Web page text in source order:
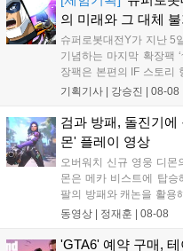
의 미래와 그 대체
슈퍼로봇대전Y가 지난 5
기념하는 마지막 확장팩
장팩은 본편의 IF 스토리
규 참전작과 크로스오버
하는 몰입감 있는 서사와
새로운 가능성을 제시했다
기획기사 | 강승진 08-08
검과 방패, 돌진기에
몬' 플레이 영상
오버워치 신규 영웅 디몬
몬은 메카 비스트에 탑승
팔의 방패와 캐논을 활용
참격 형태의 궁극기를 보
산의 영웅들 업데이트를
동영상 | 정재훈 08-08
'GTA6' 예약 구매,